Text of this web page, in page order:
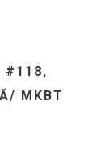
#118,
MKBT